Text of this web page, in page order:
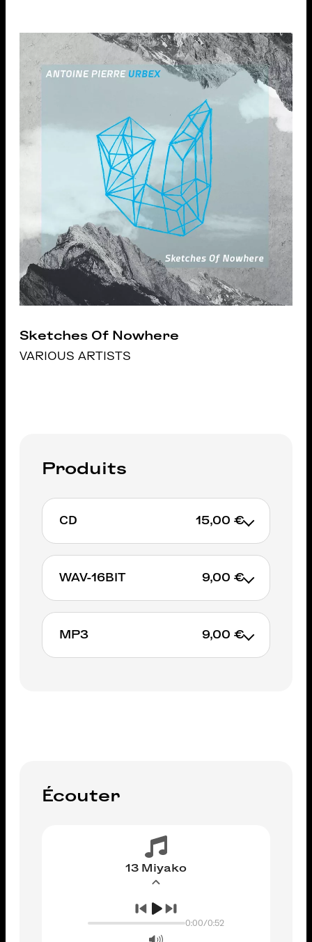
Sketches Of Nowhere
VARIOUS ARTISTS
Produits
CD 15,00 €
AJOUTER AU PANIER
WAV-16BIT 9,00 €
AJOUTER AU PANIER
MP3 9,00 €
Écouter
13 Miyako
0:00/0:52